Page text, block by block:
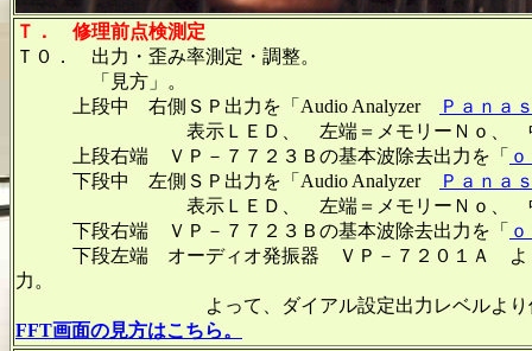
Ｔ．
修理前点検測定
Ｔ０． 出力・歪み率測定・調整。
「見方」。
上段中 右側ＳＰ出力を「Audio Analyzer
Ｐａｎａ
表示ＬＥＤ、 左端＝メモリーＮｏ、 中左＝周
上段右端 ＶＰ－７７２３Ｂの基本波除去出力を「
下段中 左側ＳＰ出力を「Audio Analyzer
Ｐａｎａ
表示ＬＥＤ、 左端＝メモリーＮｏ、 中左＝周
下段右端 ＶＰ－７７２３Ｂの基本波除去出力を「
下段左端 オーディオ発振器 ＶＰ－７２０１Ａ より５
力。
よって、ダイアル設定出力レベルより低くなり
FFT画面の見方はこちら。